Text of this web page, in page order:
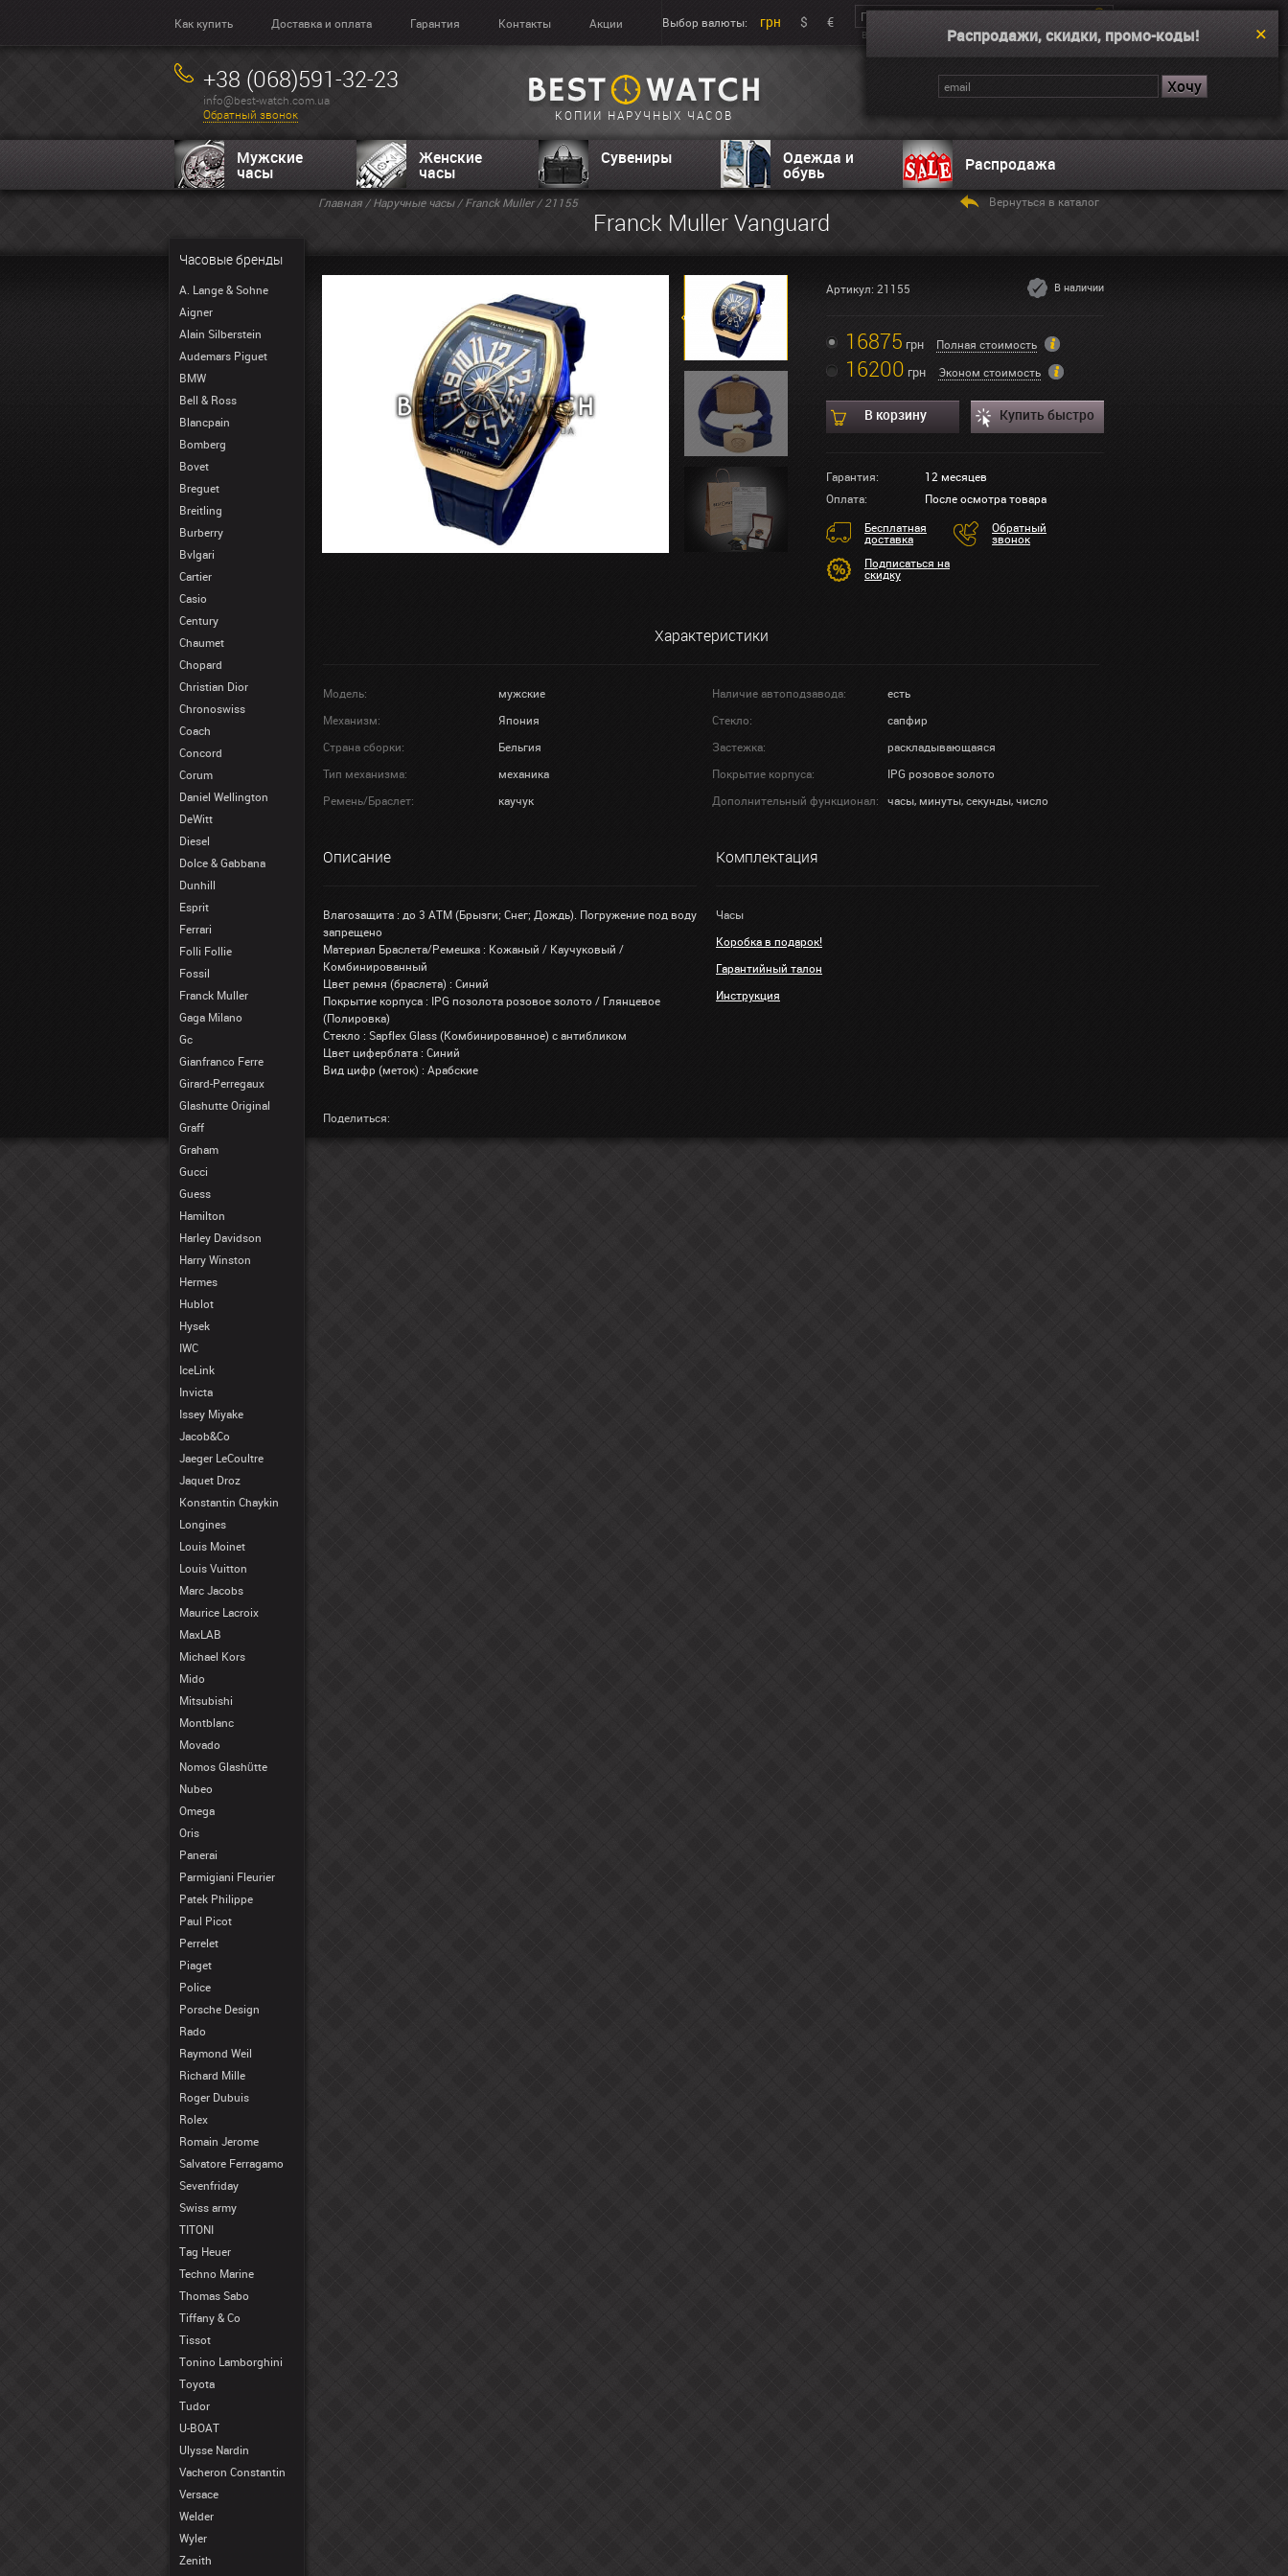
Как купить Доставка и оплата Гарантия Контакты Акции Выбор валюты: грн $ €
Введите поисковой запрос, например “Dual Time”
+38 (068)591-32-23
info@best-watch.com.ua
Обратный звонок
КОПИИ НАРУЧНЫХ ЧАСОВ
Корзина
Нет товаров
Мужские
часы
Женские
часы
Сувениры Одежда и
обувь Распродажа
Часовые бренды
A. Lange & Sohne
Aigner
Alain Silberstein
Audemars Piguet
BMW
Bell & Ross
Blancpain
Bomberg
Bovet
Breguet
Breitling
Burberry
Bvlgari
Cartier
Casio
Century
Chaumet
Chopard
Christian Dior
Chronoswiss
Coach
Concord
Corum
Daniel Wellington
DeWitt
Diesel
Dolce & Gabbana
Dunhill
Esprit
Ferrari
Folli Follie
Fossil
Franck Muller
Gaga Milano
Gc
Gianfranco Ferre
Girard-Perregaux
Glashutte Original
Graff
Graham
Gucci
Guess
Hamilton
Harley Davidson
Harry Winston
Hermes
Hublot
Hysek
IWC
IceLink
Invicta
Issey Miyake
Jacob&Co
Jaeger LeCoultre
Jaquet Droz
Konstantin Chaykin
Longines
Louis Moinet
Louis Vuitton
Marc Jacobs
Maurice Lacroix
MaxLAB
Michael Kors
Mido
Mitsubishi
Montblanc
Movado
Nomos Glashütte
Nubeo
Omega
Oris
Panerai
Parmigiani Fleurier
Patek Philippe
Paul Picot
Perrelet
Piaget
Police
Porsche Design
Rado
Raymond Weil
Richard Mille
Roger Dubuis
Rolex
Romain Jerome
Salvatore Ferragamo
Sevenfriday
Swiss army
TITONI
Tag Heuer
Techno Marine
Thomas Sabo
Tiffany & Co
Tissot
Tonino Lamborghini
Toyota
Tudor
U-BOAT
Ulysse Nardin
Vacheron Constantin
Versace
Welder
Wyler
Zenith
Главная/Наручные часы/Franck Muller/ 21155
Franck Muller Vanguard
Вернуться в каталог
Артикул: 21155 В наличии
16875 грн Полная стоимость
16200 грн Эконом стоимость
В корзину Купить быстро
Гарантия:
12 месяцев
Оплата:
После осмотра товара
Бесплатная
доставка
Обратный
звонок
Подписаться на
скидку
Характеристики
Модель: мужские Наличие автоподзавода:
есть
Механизм:
Япония Стекло:
сапфир
Страна сборки:
Бельгия Застежка:
раскладывающаяся
Тип механизма:
механика Покрытие корпуса:
IPG розовое золото
Ремень/Браслет:
каучук Дополнительный функционал: часы, минуты, секунды, число
Описание
Влагозащита : до 3 АТМ (Брызги; Снег; Дождь). Погружение под воду
запрещено
Материал Браслета/Ремешка : Кожаный / Каучуковый /
Комбинированный
Цвет ремня (браслета) : Синий
Покрытие корпуса : IPG позолота розовое золото / Глянцевое
(Полировка)
Стекло : Sapflex Glass (Комбинированное) с антибликом
Цвет циферблата : Синий
Вид цифр (меток) : Арабские
Комплектация
Часы
Коробка в подарок!
Гарантийный талон
Инструкция
Поделиться:
Распродажи, скидки, промо-коды!